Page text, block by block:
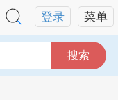
菜单
登录
搜索